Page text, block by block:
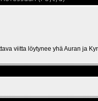
viitta löytynee yhä Auran ja